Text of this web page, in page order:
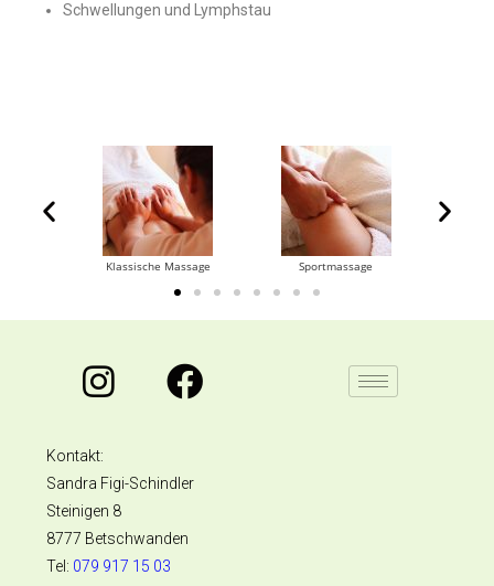
Schwellungen und Lymphstau
Klassische Massage Sportmassage
Kontakt:
Sandra Figi-Schindler
Steinigen 8
8777 Betschwanden
Tel: 079 917 15 03